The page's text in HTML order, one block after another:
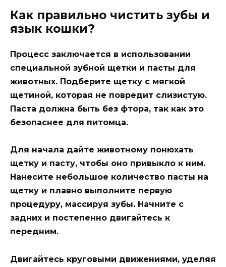
Как правильно чистить зубы и
язык кошки?
Процесс заключается в использовании
специальной зубной щетки и пасты для
животных. Подберите щетку с мягкой
щетиной, которая не повредит слизистую.
Паста должна быть без фтора, так как это
безопаснее для питомца.
Для начала дайте животному понюхать
щетку и пасту, чтобы оно привыкло к ним.
Нанесите небольшое количество пасты на
щетку и плавно выполните первую
процедуру, массируя зубы. Начните с
задних и постепенно двигайтесь к
передним.
Двигайтесь круговыми движениями, уделяя